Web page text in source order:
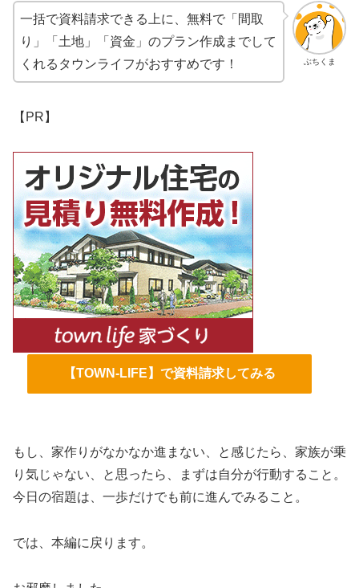
ぶちくま
一括で資料請求できる上に、無料で「間取
り」「土地」「資金」のプラン作成までして
くれるタウンライフがおすすめです！
【PR】
【TOWN-LIFE】で資料請求してみる
もし、家作りがなかなか進まない、と感じたら、家族が乗
り気じゃない、と思ったら、まずは自分が行動すること。
今日の宿題は、一歩だけでも前に進んでみること。
では、本編に戻ります。